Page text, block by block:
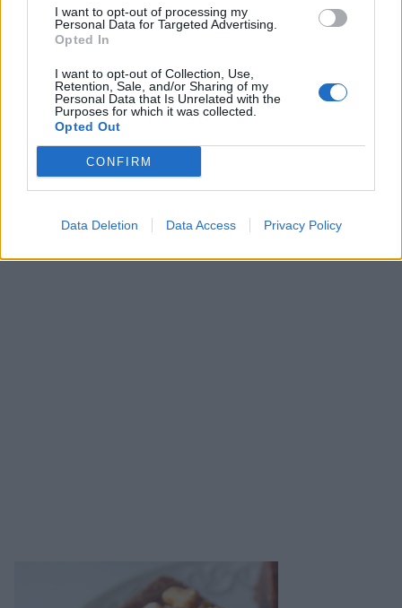
I want to opt-out of processing my
Personal Data for Targeted Advertising.
Opted In
I want to opt-out of Collection, Use,
Retention, Sale, and/or Sharing of my
Personal Data that Is Unrelated with the
Purposes for which it was collected.
Opted Out
CONFIRM
Data Deletion Data Access Privacy Policy